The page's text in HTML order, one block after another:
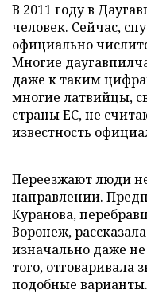
В 2011 году в
человек. Сейчас,
официально
Многие
даже к таким
многие латвийцы,
страны ЕС, не
известность
Переезжают люди
направлении.
Куранова,
Воронеж,
изначально даже
того,
подобные